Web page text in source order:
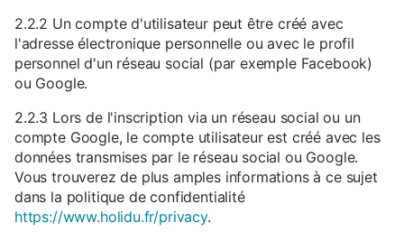
2.2.2 Un compte d'utilisateur peut être créé avec
l'adresse électronique personnelle ou avec le profil
personnel d'un réseau social (par exemple Facebook)
ou Google.
2.2.3 Lors de l'inscription via un réseau social ou un
compte Google, le compte utilisateur est créé avec les
données transmises par le réseau social ou Google.
Vous trouverez de plus amples informations à ce sujet
dans la politique de confidentialité
https://www.holidu.fr/privacy.